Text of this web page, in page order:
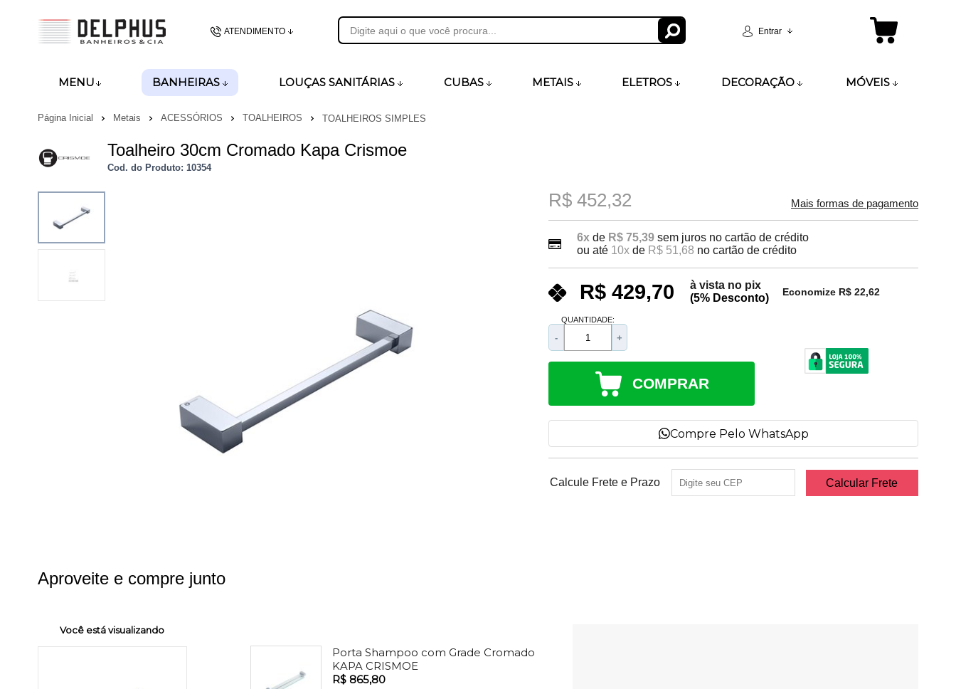
ATENDIMENTO
(48)99989-8028
Entrar
MENU BANHEIRAS LOUÇAS SANITÁRIAS CUBAS METAIS ELETROS DECORAÇÃO MÓVEIS
Página Inicial Metais ACESSÓRIOS TOALHEIROS TOALHEIROS SIMPLES
Toalheiro 30cm Cromado Kapa Crismoe
Cod. do Produto: 10354
R$ 452,32 Mais formas de pagamento
6x de R$ 75,39 sem juros no cartão de crédito
ou até 10x de R$ 51,68 no cartão de crédito
R$ 429,70
à vista no pix
(5% Desconto)
Economize R$ 22,62
QUANTIDADE:
- +
COMPRAR
Compre Pelo WhatsApp
Calcule Frete e Prazo
Aproveite e compre junto
Você está visualizando
Porta Shampoo com Grade Cromado
KAPA CRISMOE
R$ 865,80